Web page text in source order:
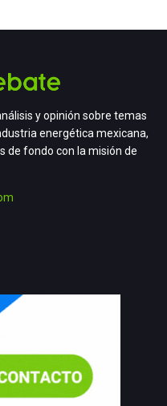
y opinión sobre temas
energética mexicana,
de fondo con la misión de